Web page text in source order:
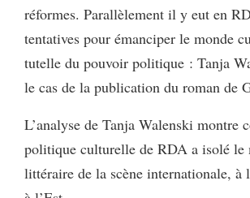
réformes. Parallèlement il y eut en
tentatives pour émanciper le monde
tutelle du pouvoir politique : Tanja
le cas de la publication du roman de
L’analyse de Tanja Walenski montre
politique culturelle de RDA a isolé le
littéraire de la scène internationale, à